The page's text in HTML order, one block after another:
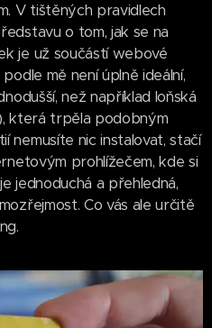
V tištěných pravidlech
o tom, jak se na
je už součástí webové
mě není úplně ideální,
než například loňská
která trpěla podobným
nemusíte nic instalovat, stačí
prohlížečem, kde si
jednoduchá a přehledná,
Co vás ale určitě